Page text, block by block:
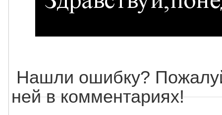
Нашли ошибку?
ней в комментариях!